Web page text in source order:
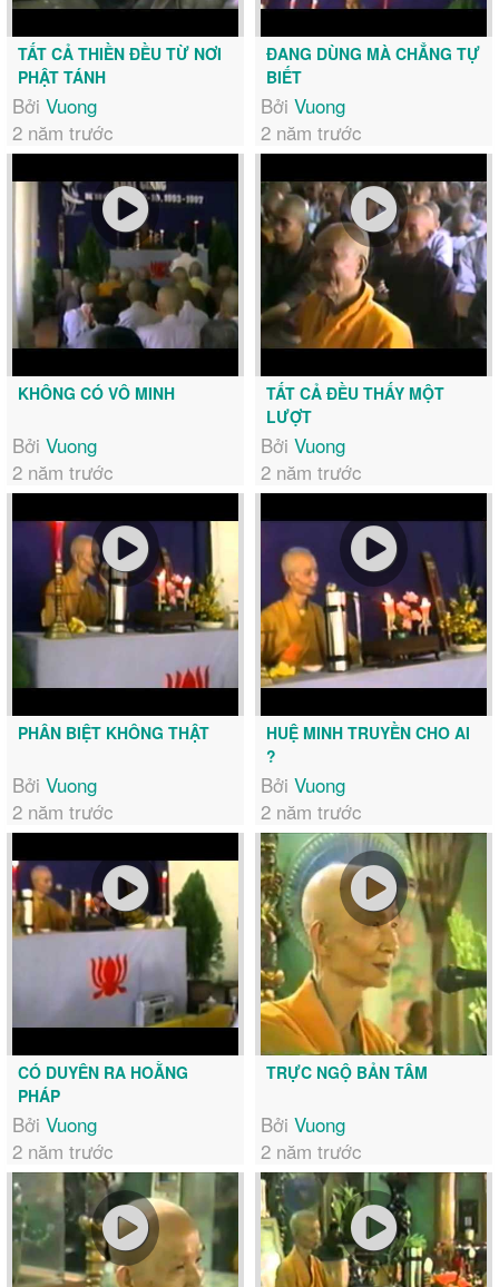
TẤT CẢ THIỀN ĐỀU TỪ NƠI
PHẬT TÁNH
Bởi Vuong
2 năm trước
ĐANG DÙNG MÀ CHẲNG TỰ
BIẾT
Bởi Vuong
2 năm trước
KHÔNG CÓ VÔ MINH
Bởi Vuong
2 năm trước
TẤT CẢ ĐỀU THẤY MỘT
LƯỢT
Bởi Vuong
2 năm trước
PHÂN BIỆT KHÔNG THẬT
Bởi Vuong
2 năm trước
HUỆ MINH TRUYỀN CHO AI
?
Bởi Vuong
2 năm trước
CÓ DUYÊN RA HOẰNG
PHÁP
Bởi Vuong
2 năm trước
TRỰC NGỘ BẢN TÂM
Bởi Vuong
2 năm trước